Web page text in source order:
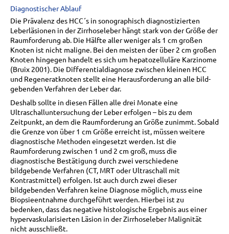
Diagnostischer Ablauf
Die Prävalenz des HCC´s in sonographisch diagnostizierten
Leberläsionen in der Zirrhoseleber hängt stark von der Größe der
Raumforderung ab. Die Hälfte aller weniger als 1 cm großen
Knoten ist nicht maligne. Bei den meisten der über 2 cm großen
Knoten hingegen handelt es sich um hepatozelluläre Karzinome
(Bruix 2001). Die Differentialdiagnose zwischen kleinen HCC
und Regeneratknoten stellt eine Herausforderung an alle bild-
gebenden Verfahren der Leber dar.
Deshalb sollte in diesen Fällen alle drei Monate eine
Ultraschalluntersuchung der Leber erfolgen – bis zu dem
Zeitpunkt, an dem die Raumforderung an Größe zunimmt. Sobald
die Grenze von über 1 cm Größe erreicht ist, müssen weitere
diagnostische Methoden eingesetzt werden. Ist die
Raumforderung zwischen 1 und 2 cm groß, muss die
diagnostische Bestätigung durch zwei verschiedene
bildgebende Verfahren (CT, MRT oder Ultraschall mit
Kontrastmittel) erfolgen. Ist auch durch zwei dieser
bildgebenden Verfahren keine Diagnose möglich, muss eine
Biopsieentnahme durchgeführt werden. Hierbei ist zu
bedenken, dass das negative histologische Ergebnis aus einer
hypervaskularisierten Läsion in der Zirrhoseleber Malignität
nicht ausschließt.